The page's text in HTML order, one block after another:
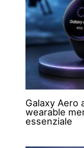
Galaxy Aero
wearable
essenziale